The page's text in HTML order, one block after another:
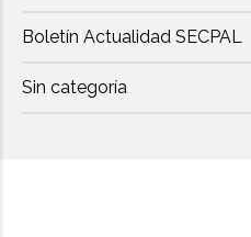
Boletín Actualidad SECPAL
Sin categoría